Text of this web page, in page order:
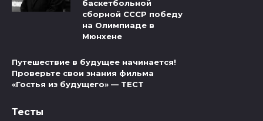
баскетбольной
сборной СССР победу
на Олимпиаде в
Мюнхене
Путешествие в будущее начинается!
Проверьте свои знания фильма
«Гостья из будущего» — ТЕСТ
Тесты